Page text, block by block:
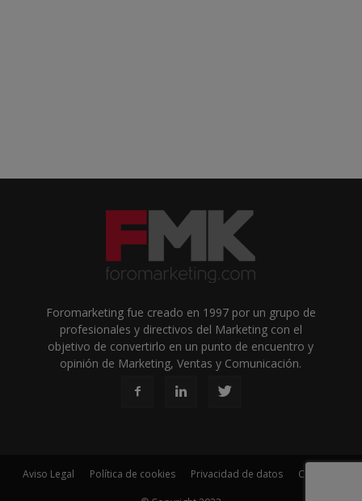
Foromarketing fue creado en 1997 por un grupo de
profesionales y directivos del Marketing con el
objetivo de convertirlo en un punto de encuentro y
opinión de Marketing, Ventas y Comunicación.
Aviso Legal Política de cookies Privacidad de datos Contacto